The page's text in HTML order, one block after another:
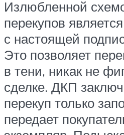
Излюбленной
перекупов
с настоящей
Это позволяет
в тени, никак не
сделке. ДКП
перекуп только
передает